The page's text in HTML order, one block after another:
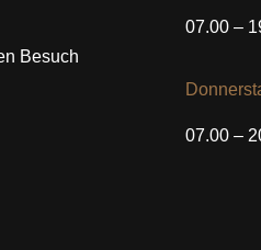
Besuch
07.00 –
07.00 –